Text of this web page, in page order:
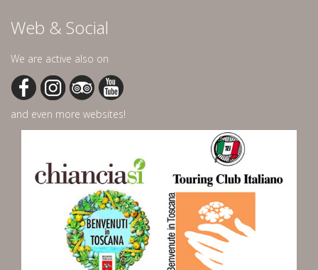
Web & Social
We are active also on
and even more websites!